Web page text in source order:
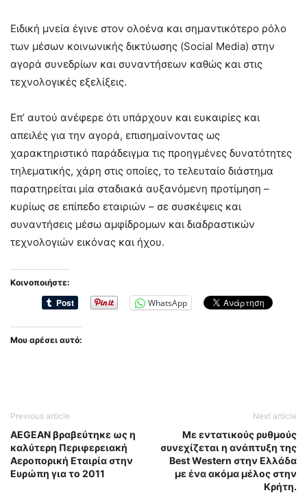
Ειδική μνεία έγινε στον ολοένα και σημαντικότερο ρόλο
των μέσων κοινωνικής δικτύωσης (Social Media) στην
αγορά συνεδρίων και συναντήσεων καθώς και στις
τεχνολογικές εξελίξεις.
Επ’ αυτού ανέφερε ότι υπάρχουν και ευκαιρίες και
απειλές για την αγορά, επισημαίνοντας ως
χαρακτηριστικό παράδειγμα τις προηγμένες δυνατότητες
τηλεματικής, χάρη στις οποίες, το τελευταίο διάστημα
παρατηρείται μία σταδιακά αυξανόμενη προτίμηση –
κυρίως σε επίπεδο εταιριών – σε συσκέψεις και
συναντήσεις μέσω αμφίδρομων και διαδραστικών
τεχνολογιών εικόνας και ήχου.
Κοινοποιήστε:
WhatsApp
Μου αρέσει αυτό:
Previous article
AEGEAN βραβεύτηκε ως η
καλύτερη Περιφερειακή
Αεροπορική Εταιρία στην
Ευρώπη για το 2011
Next article
Με εντατικούς ρυθμούς
συνεχίζεται η ανάπτυξη της
Best Western στην Ελλάδα
με ένα ακόμα μέλος στην
Κρήτη.